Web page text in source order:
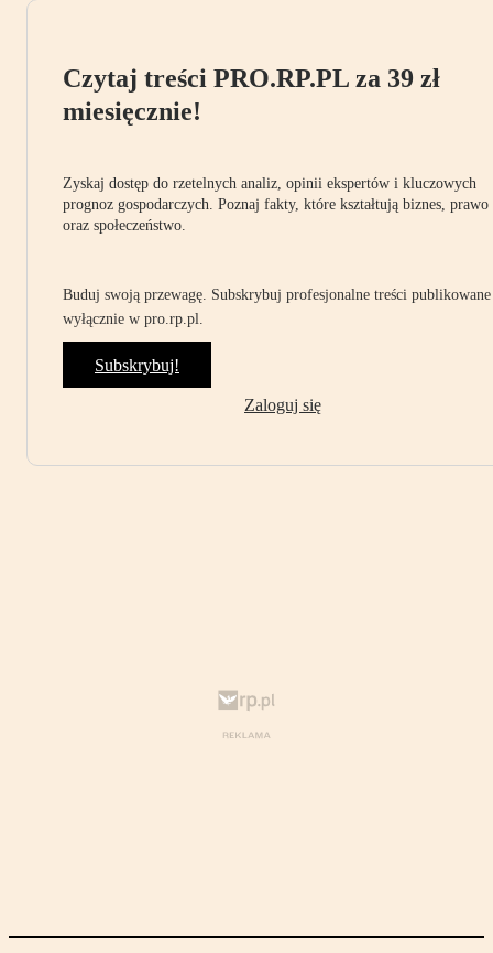
Czytaj treści PRO.RP.PL za 39 zł
miesięcznie!
Zyskaj dostęp do rzetelnych analiz, opinii ekspertów i kluczowych
prognoz gospodarczych. Poznaj fakty, które kształtują biznes, prawo
oraz społeczeństwo.
Buduj swoją przewagę. Subskrybuj profesjonalne treści publikowane
wyłącznie w pro.rp.pl.
Subskrybuj!
Zaloguj się